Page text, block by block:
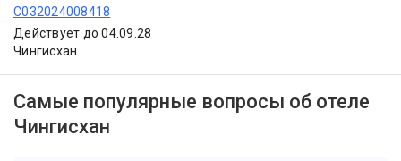
С032024008418
Действует до 04.09.28
Чингисхан
Самые популярные вопросы об отеле
Чингисхан